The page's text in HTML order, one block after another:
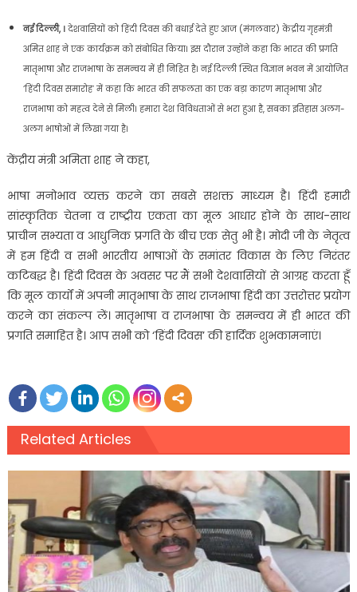
नई दिल्ली, ।देशवासियों को हिंदी दिवस की बधाई देते हुए आज (मंगलवार) केंद्रीय गृहमंत्री
अमित शाह ने एक कार्यक्रम को संबोधित किया। इस दौरान उन्होंने कहा कि भारत की प्रगति
मातृभाषा और राजभाषा के समन्वय में ही निहित है। नई दिल्ली स्थित विज्ञान भवन में आयोजित
‘हिंदी दिवस समारोह’ में कहा कि भारत की सफलता का एक बड़ा कारण मातृभाषा और
राजभाषा को महत्व देने से मिली। हमारा देश विविधताओं से भरा हुआ है, सबका इतिहास अलग-
अलग भाषोओं में लिखा गया है।
केंद्रीय मंत्री अमिता शाह ने कहा,
भाषा मनोभाव व्यक्त करने का सबसे सशक्त माध्यम है। हिंदी हमारी
सांस्कृतिक चेतना व राष्ट्रीय एकता का मूल आधार होने के साथ-साथ
प्राचीन सभ्‍यता व आधुनिक प्रगति के बीच एक सेतु भी है। मोदी जी के नेतृत्व
में हम हिंदी व सभी भारतीय भाषाओं के समांतर विकास के लिए निरंतर
कटिबद्ध है। हिंदी दिवस के अवसर पर मैं सभी देशवासियों से आग्रह करता हूँ
कि मूल कार्यों में अपनी मातृभाषा के साथ राजभाषा हिंदी का उत्तरोत्तर प्रयोग
करने का संकल्प लें। मातृभाषा व राजभाषा के समन्वय में ही भारत की
प्रगति समाहित है। आप सभी को ‘हिंदी दिवस’ की हार्दिक शुभकामनाएं।
Related Articles